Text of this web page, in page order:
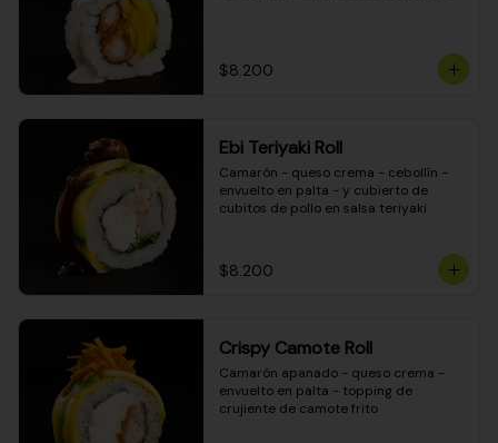
$8.200
Ebi Teriyaki Roll
Camarón - queso crema - cebollín -
envuelto en palta - y cubierto de
cubitos de pollo en salsa teriyaki
$8.200
Crispy Camote Roll
Camarón apanado - queso crema -
envuelto en palta - topping de
crujiente de camote frito